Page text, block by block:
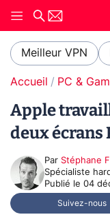
Meilleur VPN
Accueil PC &
Apple
deux écrans
Par Stéphane
Spécialiste
Publié le 04
Suivez-nous